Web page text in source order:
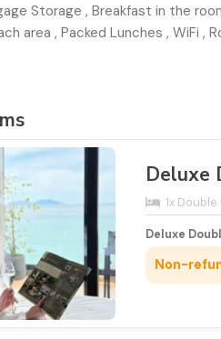
Storage , Breakfast in the
area , Packed Lunches , WiFi ,
Deluxe
1x
Deluxe
Non-